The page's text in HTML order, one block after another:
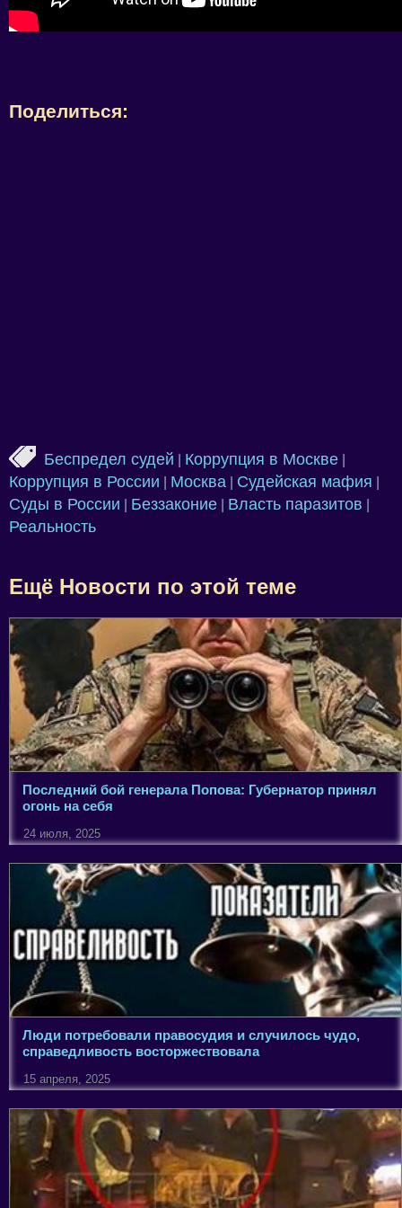
Поделиться:
Беспредел судей Коррупция в Москве
Коррупция в России Москва Судейская мафия
Суды в России Беззаконие Власть паразитов
Реальность
Ещё Новости по этой теме
Последний бой генерала Попова: Губернатор принял
огонь на себя
24 июля, 2025
Люди потребовали правосудия и случилось чудо,
справедливость восторжествовала
15 апреля, 2025